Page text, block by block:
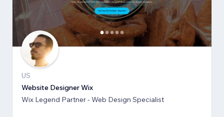
US
Website Designer Wix
Wix Legend Partner - Web Design Specialist